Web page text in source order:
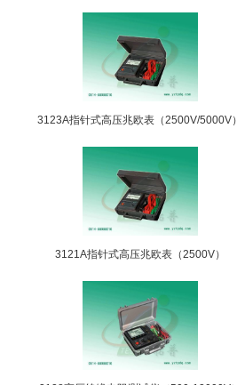
3123A指针式高压兆欧表（2500V/5000V）
3121A指针式高压兆欧表（2500V）